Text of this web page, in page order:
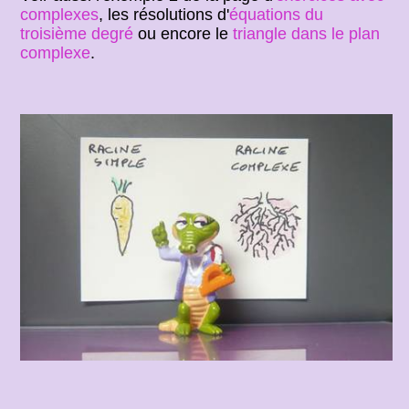
complexes, les résolutions d'équations du
troisième degré ou encore letriangle dans le plan
complexe.